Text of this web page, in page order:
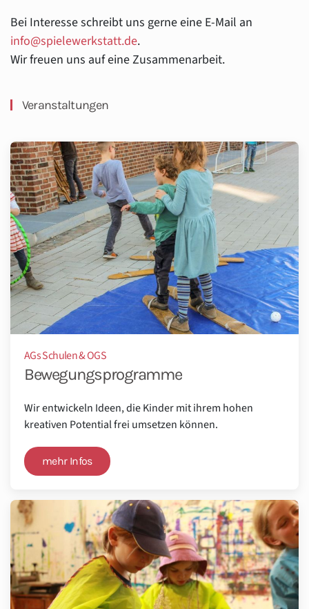
Bei Interesse schreibt uns gerne eine E-Mail an
info@spielewerkstatt.de.
Wir freuen uns auf eine Zusammenarbeit.
Veranstaltungen
AGs Schulen & OGS
Bewegungsprogramme
Wir entwickeln Ideen, die Kinder mit ihrem hohen
kreativen Potential frei umsetzen können.
mehr Infos